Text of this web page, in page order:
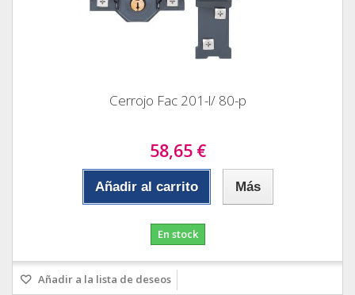
Cerrojo Fac 201-l/ 80-p
58,65 €
Añadir al carrito Más
En stock
Añadir a la lista de deseos